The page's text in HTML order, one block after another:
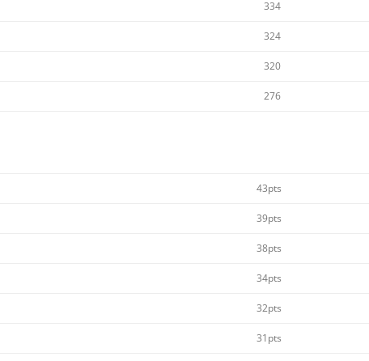
334
324
320
276
43pts
39pts
38pts
34pts
32pts
31pts